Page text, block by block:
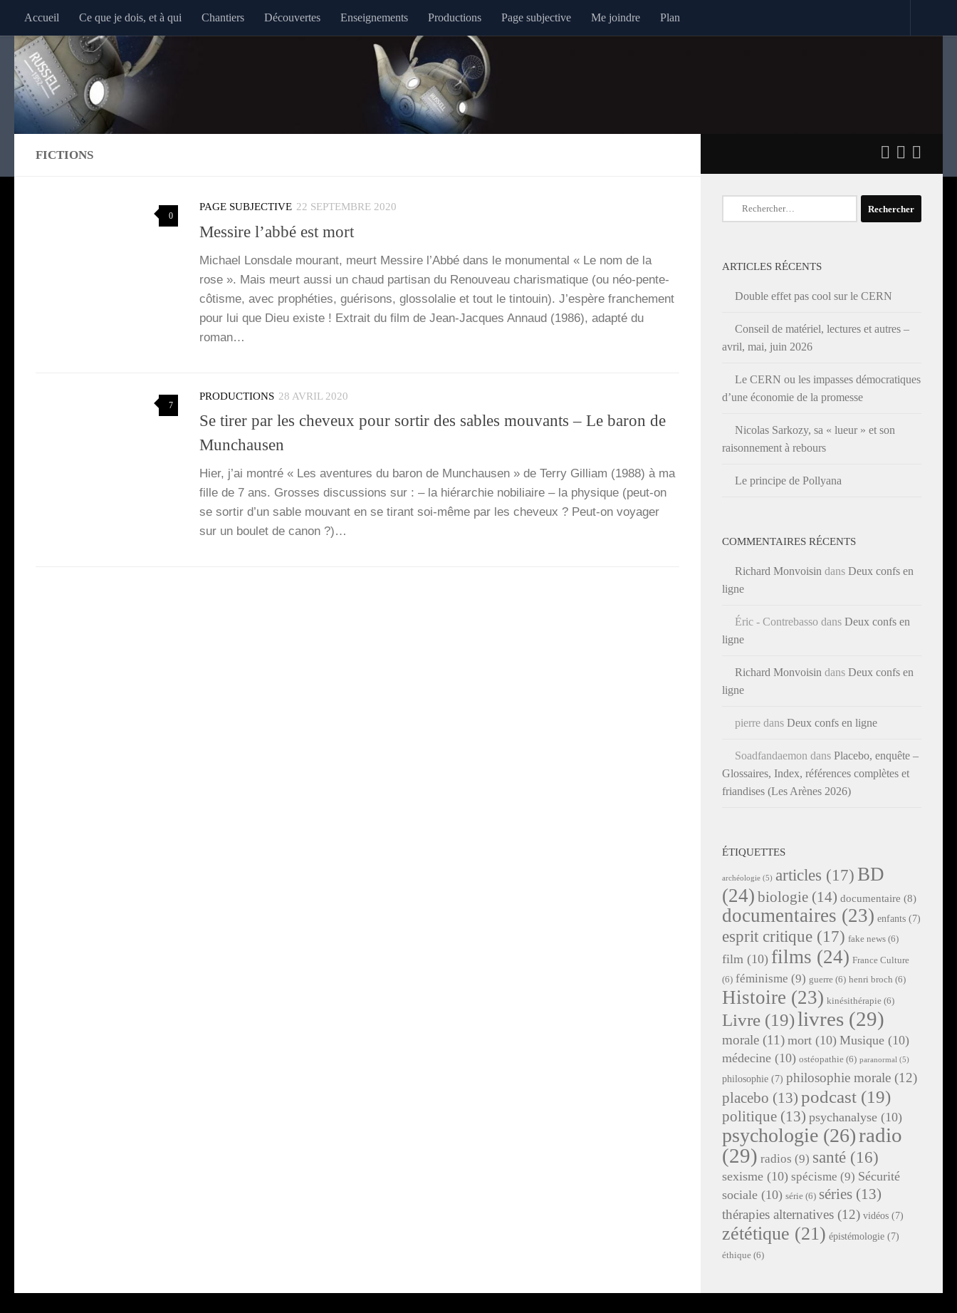
Au dessous du contenu
Accueil Ce que je dois, et à qui Chantiers Découvertes Enseignements Productions Page subjective Me joindre Plan
FICTIONS
0
PAGE SUBJECTIVE 22 SEPTEMBRE 2020
Messire l’abbé est mort
Michael Lons­dale mou­rant, meurt Mes­sire l’Ab­bé dans le monu­men­tal « Le nom de la
rose ». Mais meurt aus­si un chaud par­ti­san du Renou­veau cha­ris­ma­tique (ou néo-pen­­te­­
cô­­tisme, avec pro­phé­ties, gué­ri­sons, glos­so­la­lie et tout le tin­touin). J’es­père fran­che­ment
pour lui que Dieu existe ! Extrait du film de Jean-Jacques Annaud (1986), adap­té du
roman…
7
PRODUCTIONS 28 AVRIL 2020
Se tirer par les cheveux pour sortir des sables mouvants – Le baron de
Munchausen
Hier, j’ai mon­tré « Les aven­tures du baron de Mun­chau­sen » de Ter­ry Gil­liam (1988) à ma
fille de 7 ans. Grosses dis­cus­sions sur : – la hié­rarchie nobi­liaire – la phy­sique (peut-on
se sor­tir d’un sable mou­vant en se tirant soi-même par les che­veux ? Peut-on voya­ger
sur un bou­let de canon ?)…
Rechercher :
ARTICLES RÉCENTS
Double effet pas cool sur le CERN
Conseil de matériel, lectures et autres –
avril, mai, juin 2026
Le CERN ou les impasses démocratiques
d’une économie de la promesse
Nicolas Sarkozy, sa « lueur » et son
raisonnement à rebours
Le principe de Pollyana
COMMENTAIRES RÉCENTS
Richard Monvoisin dans Deux confs en
ligne
Éric - Contrebasso dans Deux confs en
ligne
Richard Monvoisin dans Deux confs en
ligne
pierre dans Deux confs en ligne
Soadfandaemon dans Placebo, enquête –
Glossaires, Index, références complètes et
friandises (Les Arènes 2026)
ÉTIQUETTES
archéologie (5) articles (17) BD
(24) biologie (14) documentaire (8)
documentaires (23) enfants (7)
esprit critique (17) fake news (6)
film (10) films (24) France Culture
(6) féminisme (9) guerre (6) henri broch (6)
Histoire (23) kinésithérapie (6)
Livre (19)livres (29)
morale (11) mort (10) Musique (10)
médecine (10) ostéopathie (6) paranormal (5)
philosophie (7) philosophie morale (12)
placebo (13) podcast (19)
politique (13) psychanalyse (10)
psychologie (26)radio
(29) radios (9) santé (16)
sexisme (10) spécisme (9) Sécurité
sociale (10) série (6) séries (13)
thérapies alternatives (12) vidéos (7)
zététique (21) épistémologie (7)
éthique (6)